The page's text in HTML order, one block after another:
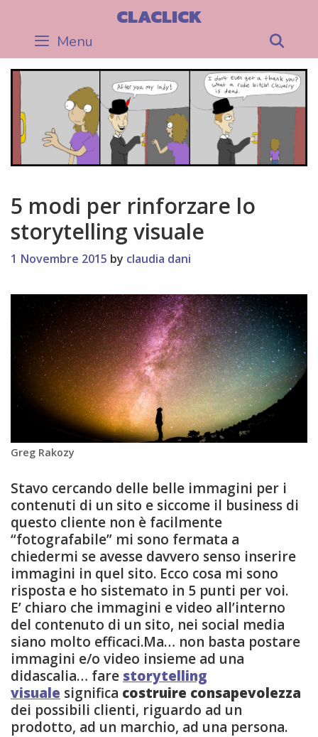
content
CLACLICK
Menu
5 modi per rinforzare lo
storytelling visuale
1 Novembre 2015 by claudia dani
Greg Rakozy
Stavo cercando delle belle immagini per i
contenuti di un sito e siccome il business di
questo cliente non è facilmente
“fotografabile” mi sono fermata a
chiedermi se avesse davvero senso inserire
immagini in quel sito. Ecco cosa mi sono
risposta e ho sistemato in 5 punti per voi.
E’ chiaro che immagini e video all’interno
del contenuto di un sito, nei social media
siano molto efficaci.Ma… non basta postare
immagini e/o video insieme ad una
didascalia… fare storytelling
visuale significa costruire consapevolezza
dei possibili clienti, riguardo ad un
prodotto, ad un marchio, ad una persona.